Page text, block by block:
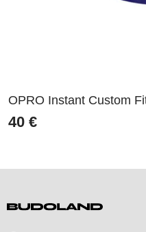
OPRO Instant Custom
40 €